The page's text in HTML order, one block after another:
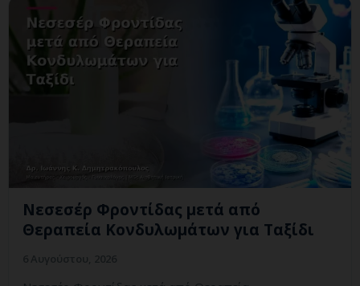
Νεσεσέρ Φροντίδας μετά από
Θεραπεία Κονδυλωμάτων για Ταξίδι